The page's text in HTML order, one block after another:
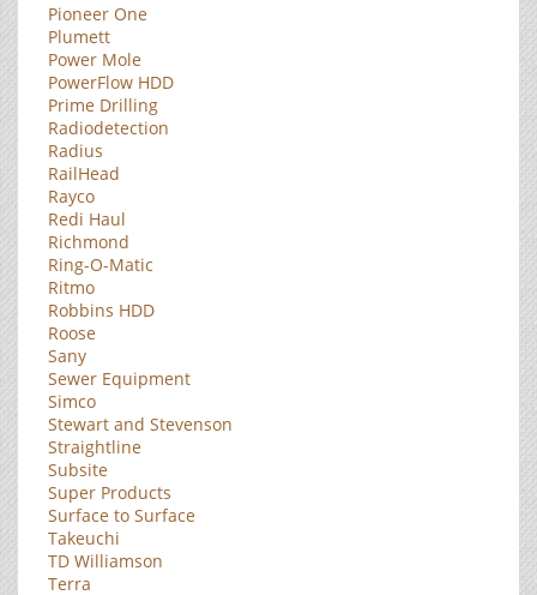
Pioneer One
Plumett
Power Mole
PowerFlow HDD
Prime Drilling
Radiodetection
Radius
RailHead
Rayco
Redi Haul
Richmond
Ring-O-Matic
Ritmo
Robbins HDD
Roose
Sany
Sewer Equipment
Simco
Stewart and Stevenson
Straightline
Subsite
Super Products
Surface to Surface
Takeuchi
TD Williamson
Terra